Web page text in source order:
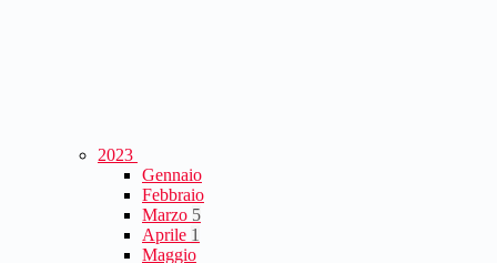
2023
Gennaio
Febbraio
Marzo 5
Aprile 1
Maggio